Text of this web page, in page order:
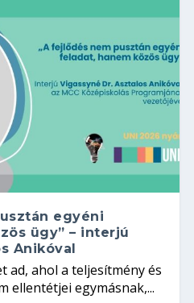
egyéni
ügy” – interjú
Anikóval
ad, ahol a teljesítmény és
ellentétjei egymásnak,...